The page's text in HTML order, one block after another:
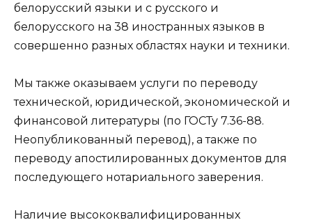
белорусский языки и с русского и
белорусского на 38 иностранных языков в
совершенно разных областях науки и техники.
Мы также оказываем услуги по переводу
технической, юридической, экономической и
финансовой литературы (по ГОСТу 7.36-88.
Неопубликованный перевод), а также по
переводу апостилированных документов для
последующего нотариального заверения.
Наличие высококвалифицированных